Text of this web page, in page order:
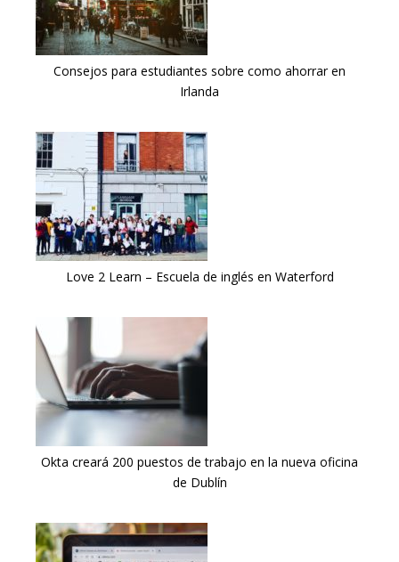
Consejos para estudiantes sobre como ahorrar en
Irlanda
Love 2 Learn – Escuela de inglés en Waterford
Okta creará 200 puestos de trabajo en la nueva oficina
de Dublín